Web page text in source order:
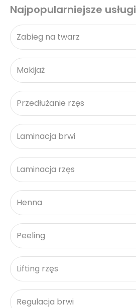
Najpopularniejsze usługi
Zabieg na twarz
Makijaż
Przedłużanie rzęs
Laminacja brwi
Laminacja rzęs
Henna
Peeling
Lifting rzęs
Regulacja brwi